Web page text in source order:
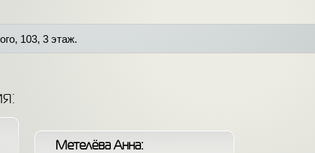
103, 3 этаж.
Метелёва Анна: